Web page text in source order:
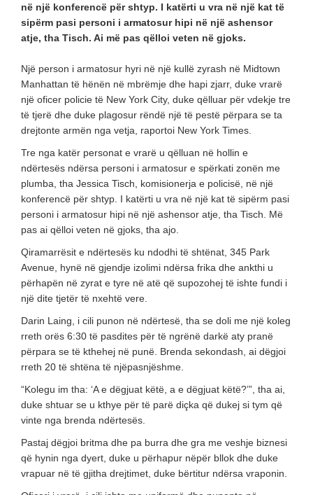
në një konferencë për shtyp. I katërti u vra në një kat të
sipërm pasi personi i armatosur hipi në një ashensor
atje, tha Tisch. Ai më pas qëlloi veten në gjoks.
Një person i armatosur hyri në një kullë zyrash në Midtown
Manhattan të hënën në mbrëmje dhe hapi zjarr, duke vrarë
një oficer policie të New York City, duke qëlluar për vdekje tre
të tjerë dhe duke plagosur rëndë një të pestë përpara se ta
drejtonte armën nga vetja, raportoi New York Times.
Tre nga katër personat e vrarë u qëlluan në hollin e
ndërtesës ndërsa personi i armatosur e spërkati zonën me
plumba, tha Jessica Tisch, komisionerja e policisë, në një
konferencë për shtyp. I katërti u vra në një kat të sipërm pasi
personi i armatosur hipi në një ashensor atje, tha Tisch. Më
pas ai qëlloi veten në gjoks, tha ajo.
Qiramarrësit e ndërtesës ku ndodhi të shtënat, 345 Park
Avenue, hynë në gjendje izolimi ndërsa frika dhe ankthi u
përhapën në zyrat e tyre në atë që supozohej të ishte fundi i
një dite tjetër të nxehtë vere.
Darin Laing, i cili punon në ndërtesë, tha se doli me një koleg
rreth orës 6:30 të pasdites për të ngrënë darkë aty pranë
përpara se të kthehej në punë. Brenda sekondash, ai dëgjoi
rreth 20 të shtëna të njëpasnjëshme.
“Kolegu im tha: ‘A e dëgjuat këtë, a e dëgjuat këtë?’”, tha ai,
duke shtuar se u kthye për të parë diçka që dukej si tym që
vinte nga brenda ndërtesës.
Pastaj dëgjoi britma dhe pa burra dhe gra me veshje biznesi
që hynin nga dyert, duke u përhapur nëpër bllok dhe duke
vrapuar në të gjitha drejtimet, duke bërtitur ndërsa vraponin.